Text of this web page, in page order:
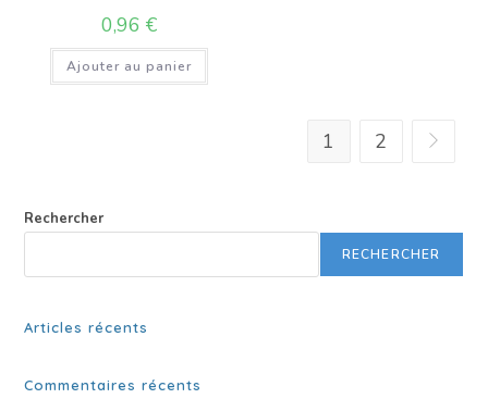
0,96 €
Ajouter au panier
1 2
Rechercher
RECHERCHER
Articles récents
Commentaires récents